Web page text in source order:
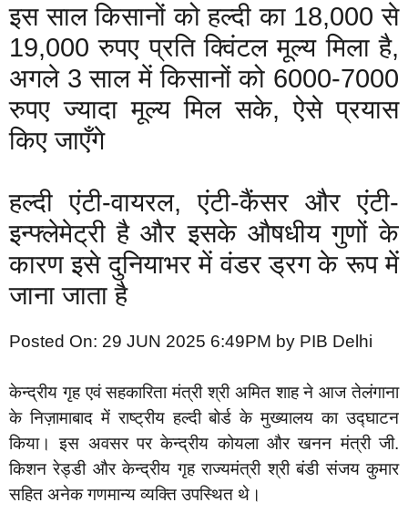
इस साल किसानों को हल्दी का 18,000 से
19,000 रुपए प्रति क्विंटल मूल्य मिला है,
अगले 3 साल में किसानों को 6000-7000
रुपए ज्यादा मूल्य मिल सके, ऐसे प्रयास
किए जाएँगे
हल्दी एंटी-वायरल, एंटी-कैंसर और एंटी-
इन्फ्लेमेट्री है और इसके औषधीय गुणों के
कारण इसे दुनियाभर में वंडर ड्रग के रूप में
जाना जाता है
Posted On: 29 JUN 2025 6:49PM by PIB Delhi
केन्द्रीय गृह एवं सहकारिता मंत्री श्री अमित शाह ने आज तेलंगाना
के निज़ामाबाद में राष्ट्रीय हल्दी बोर्ड के मुख्यालय का उद्घाटन
किया। इस अवसर पर केन्द्रीय कोयला और खनन मंत्री जी.
किशन रेड्डी और केन्द्रीय गृह राज्यमंत्री श्री बंडी संजय कुमार
सहित अनेक गणमान्य व्यक्ति उपस्थित थे।